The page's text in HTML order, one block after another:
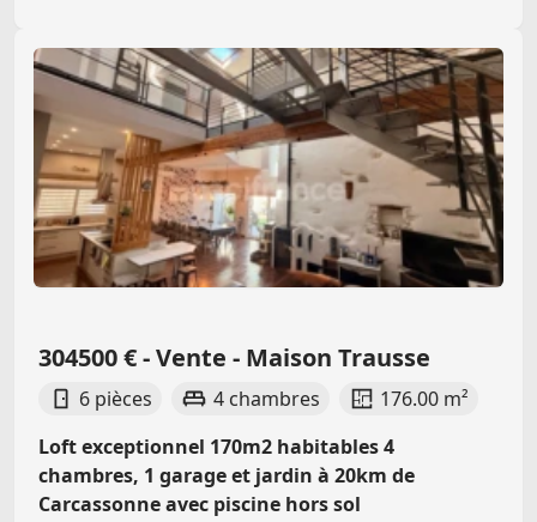
304500 € - Vente - Maison Trausse
6 pièces 4 chambres
176.00 m²
Loft exceptionnel 170m2 habitables 4
chambres, 1 garage et jardin à 20km de
Carcassonne avec piscine hors sol